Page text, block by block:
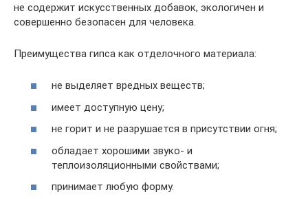
не содержит искусственных добавок, экологичен и
совершенно безопасен для человека.
Преимущества гипса как отделочного материала:
не выделяет вредных веществ;
имеет доступную цену;
не горит и не разрушается в присутствии огня;
обладает хорошими звуко- и
теплоизоляционными свойствами;
принимает любую форму.